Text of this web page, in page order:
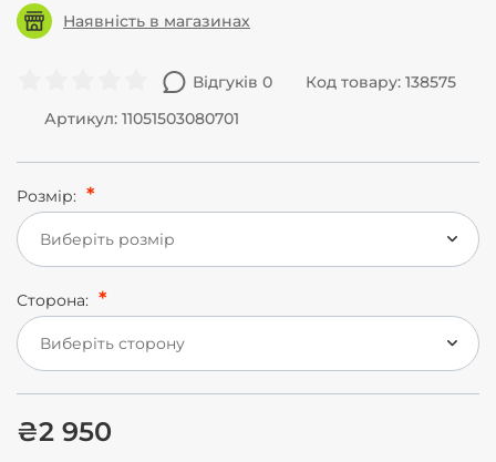
Наявність в магазинах
Відгуків 0
Код товару: 138575
Артикул: 11051503080701
Розмір:
Виберіть розмір
Сторона:
Виберіть сторону
₴2 950